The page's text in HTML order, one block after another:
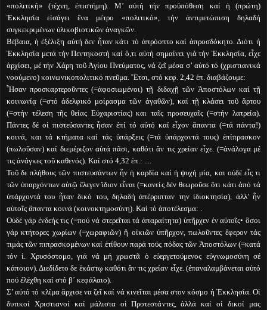
«πολιτική» (τέχνη, ἐπιστήμη). Μ’ αὐτή τήν προϋπόθεση καί ἡ (πρώτη)
Ἐκκλησία εἰσάγει ἓνα μέτρο «πολιτικό», τήν ἀντιμετώπιση δηλαδή
συγκεκριμένων ὑλικοβιοτικῶν ἀναγκῶν.
Βέβαια, ἡ ἐξέλιξη αὐτή δεν ἦταν κάτι τό ἀπρόοπτο καί ἀπροσδόκητο. Διότι ἡ
Ἐκκλησία μετά τήν Πεντηκοστή καί ὃ,τι αὐτή σημαίνει γιά τήν Ἐκκλησία, εἶχε
ἀρχίσει, μέ τήν Χάρη τοῦ Ἁγίου Πνεύματος, νά ζεῖ μέσα σ’ αὐτό τό (χριστιανικά
νοούμενο) κοινωνικοπολιτικό πνεῦμα. Ἒτσι, στό κεφ. 2,42 ἑπ. διαβάζουμε:
Ἦσαν προσκαρτεροῦντες (=ἀφοσιωμένοι) τῇ διδαχῇ τῶν Ἀποστόλων καί τῇ
κοινωνίᾳ (=στό ἀδελφικό μοίρασμα τῶν ἀγαθῶν), καί τῇ κλάσει τοῦ ἂρτου
(=στήν τέλεση τῆς θείας Εὐχαριστίας) και ταῖς προσευχαῖς (=στήν λατρεία).
Πάντες δέ οἱ πιστεύσαντες ἦσαν ἐπί τό αὐτό καί εἶχον ἃπαντα (=τά πάντα!)
κοινά, και τά κτήματα καί τάς ὑπάρξεις (=τά ὑπάρχοντά τους) ἐπίπρασκον
(πωλοῦσαν) καί διεμέριζον αὐτά πᾶσι, καθότι ἂν τις χρείαν εἶχε. (=ἀνάλογα μέ
τις ἀνάγκες τοῦ καθενός). Καί στό 4,32 ἑπ.: ....
Τοῦ δε πλήθους τῶν πιστευσάντων ἦν ἡ καρδία καί ἡ ψυχή μία, και οὐδέ εἷς τι
τῶν ὑπαρχόντων αὐτῷ ἒλεγεν ἲδιον εἶναι (=κανείς δέν θεωροῦσε ὃτι κάτι ἀπό τά
ὑπάρχοντά του ἦταν δικό του, δηλαδή ἀπέρριπταν την ἰδιοκτησία), ἀλλ’ ἦν
αὐτοῖς ἃπαντα κοινά (κοινοκτημοσύνη). Καί τό ἀποτέλεσμα: .
Οὐδέ γάρ ἐνδεής τις (=πού νά στερεῖται τά ἀπαραίτητα) ὑπῆρχεν ἐν αὐτοῖς• ὃσοι
γάρ κτήτορες χωρίων (=χωραφιῶν) ἢ οἰκιῶν ὑπῆρχον, πωλοῦντες ἒφερον τάς
τιμάς τῶν πιπρασκομένων καί ἐτίθουν παρά τούς πόδας τῶν Ἀποστόλων (=κατά
τόν ἱ. Χρυσόστομο, γιά νά μή χρωστᾶ ὁ εὐεργετούμενος εὐγνωμοσύνη σέ
κάποιον). Διεδίδετο δε ἑκάστῳ καθότι ἂν τις χρείαν εἶχε. (ἐπαναλαμβάνεται αὐτό
πού ἐλέχθη καί στό β΄ κεφάλαιο).
Σ’ αὐτό τό κλίμα ἂρχισε να ζεῖ καί νά κινεῖται μέσα στον κόσμο ἡ Ἐκκλησία. Οἱ
δυτικοί Χριστιανοί καί μάλιστα οἱ Προτεστάντες, ἀλλά καί οἱ δικοί μας